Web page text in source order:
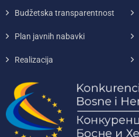
Budžetska transparentnost
Plan javnih nabavki
Realizacija